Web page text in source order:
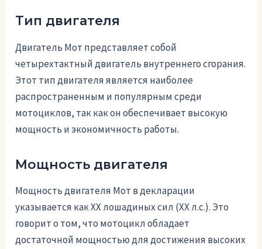
Тип двигателя
Двигатель Мот представляет собой
четырехтактный двигатель внутреннего сгорания.
Этот тип двигателя является наиболее
распространенным и популярным среди
мотоциклов, так как он обеспечивает высокую
мощность и экономичность работы.
Мощность двигателя
Мощность двигателя Мот в декларации
указывается как XX лошадиных сил (XX л.с.). Это
говорит о том, что мотоцикл обладает
достаточной мощностью для достижения высоких